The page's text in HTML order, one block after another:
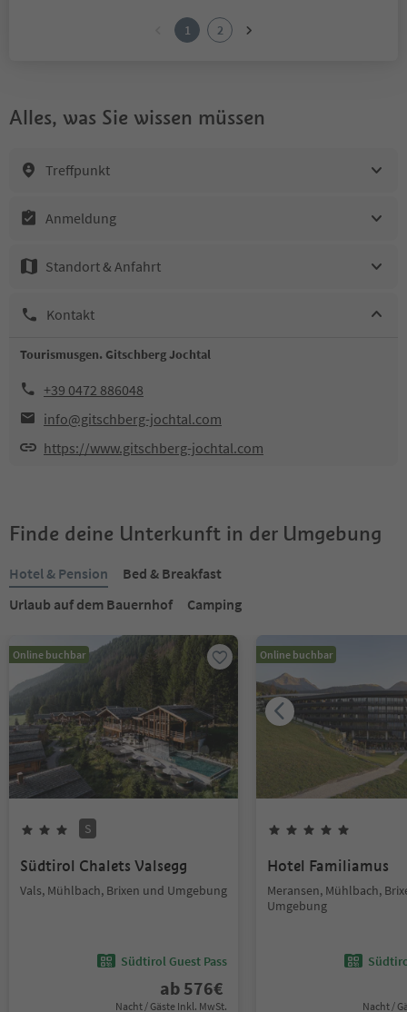
1 2
Alles, was Sie wissen müssen
Treffpunkt
Anmeldung
Standort & Anfahrt
Kontakt
Tourismusgen. Gitschberg Jochtal
+39 0472 886048
info@gitschberg-jochtal.com
https://www.gitschberg-jochtal.com
Finde deine Unterkunft in der Umgebung
Hotel & Pension
Bed & Breakfast
Urlaub auf dem Bauernhof
Camping
Online buchbar
S
Südtirol Chalets Valsegg
Vals, Mühlbach, Brixen und Umgebung
Südtirol Guest Pass
ab 576€
Nacht / Gäste Inkl. MwSt.
Online buchbar
Hotel Familiamus
Meransen, Mühlbach,
Umgebung
Nacht /